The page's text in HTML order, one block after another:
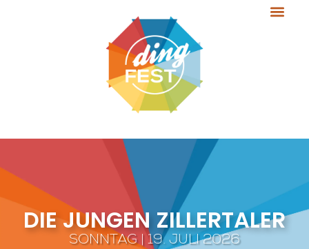
DIE JUNGEN ZILLERTALER
SONNTAG | 19. JULI 2026